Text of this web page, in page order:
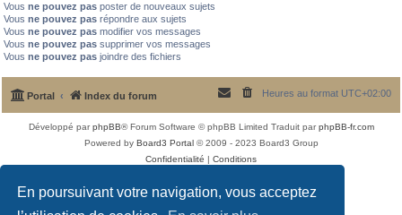
En poursuivant votre navigation, vous acceptez
Vous ne pouvez pas poster de nouveaux sujets
Vous ne pouvez pas répondre aux sujets
Vous ne pouvez pas modifier vos messages
Vous ne pouvez pas supprimer vos messages
Vous ne pouvez pas joindre des fichiers
Portal Index du forum Heures au format UTC+02:00
Développé parphpBB® Forum Software © phpBB Limited Traduit parphpBB-fr.com
Powered by Board3 Portal© 2009 - 2023 Board3 Group
Confidentialité | Conditions